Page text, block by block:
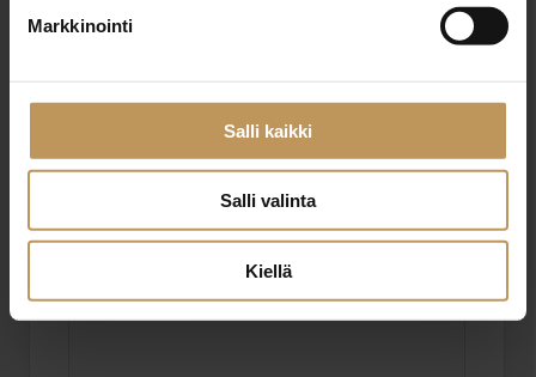
Markkinointi
Salli kaikki
Salli valinta
Kiellä